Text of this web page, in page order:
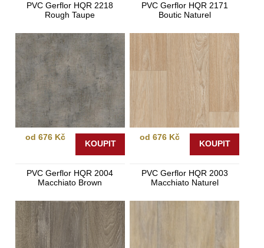
PVC Gerflor HQR 2218
Rough Taupe
od 676 Kč
KOUPIT
PVC Gerflor HQR 2171
Boutic Naturel
od 676 Kč
KOUPIT
PVC Gerflor HQR 2004
Macchiato Brown
PVC Gerflor HQR 2003
Macchiato Naturel